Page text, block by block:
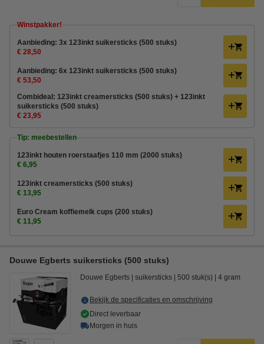
Winstpakker!
Aanbieding: 3x 123inkt suikersticks (500 stuks)
€ 28,50
Aanbieding: 6x 123inkt suikersticks (500 stuks)
€ 53,50
Combideal: 123inkt creamersticks (500 stuks) + 123inkt
suikersticks (500 stuks)
€ 23,95
Tip: meebestellen
123inkt houten roerstaafjes 110 mm (2000 stuks)
€ 6,95
123inkt creamersticks (500 stuks)
€ 13,95
Euro Cream koffiemelk cups (200 stuks)
€ 11,95
Douwe Egberts suikersticks (500 stuks)
Douwe Egberts suikersticks 500 stuk(s) 4 gram
Bekijk de specificaties en omschrijving
Direct leverbaar
Morgen in huis